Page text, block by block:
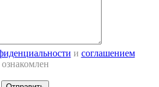
и соглашением
ознакомлен